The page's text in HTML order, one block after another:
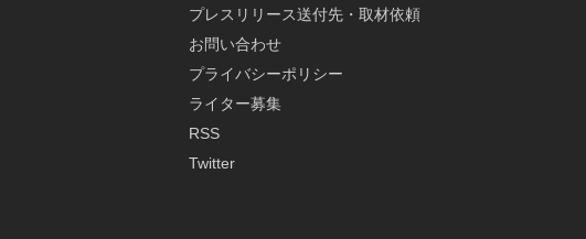
プレスリリース送付先・取材依頼
お問い合わせ
プライバシーポリシー
ライター募集
RSS
Twitter